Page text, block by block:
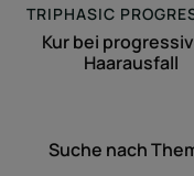
TRIPHASIC
Kur bei
Haarausfall
Suche nach